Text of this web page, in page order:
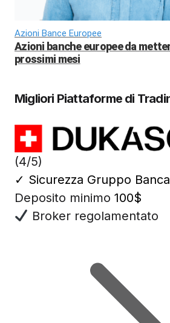
Azioni Bance Europee
Azioni banche europee da
prossimi mesi
Migliori Piattaforme di
(4/5)
✓ Sicurezza Gruppo
Deposito minimo 100$
Broker regolamentato